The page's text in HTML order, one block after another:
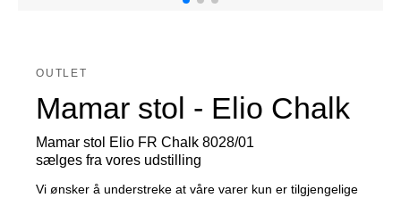
OUTLET
Mamar stol - Elio Chalk
Mamar stol Elio FR Chalk 8028/01
sælges fra vores udstilling
Vi ønsker å understreke at våre varer kun er tilgjengelige